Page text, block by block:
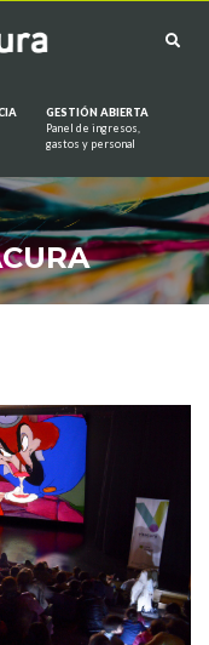
GESTIÓN ABIERTA
Panel de ingresos,
gastos y personal